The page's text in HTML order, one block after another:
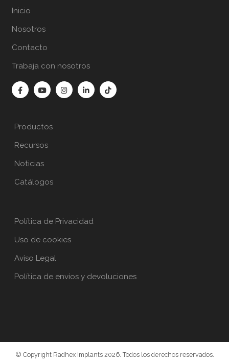
Inicio
Nosotros
Contacto
Trabaja con nosotros
Productos
Recursos
Noticias
Catálogos
Política de Privacidad
Uso de cookies
Aviso Legal
Política de envíos y devoluciones
© Copyright Radhex Implants 2026. Todos los derechos reservados.